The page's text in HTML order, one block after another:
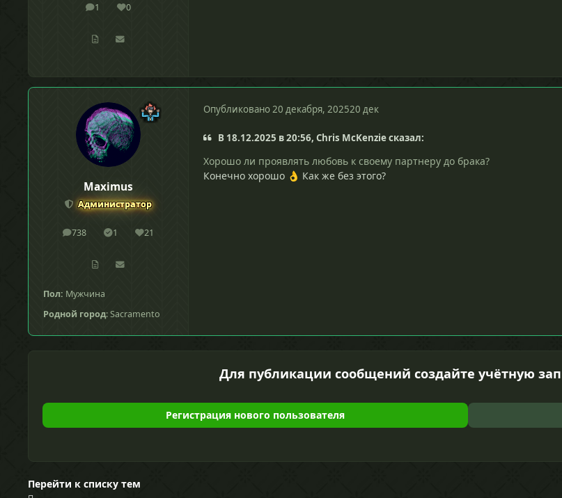
1
сообщения
0
Репутация
Maximus
Администратор
738
сообщения
1
Решения21
Репутация
Пол: Мужчина
Родной город: Sacramento
Опубликовано20 декабря, 202520 дек
В 18.12.2025 в 20:56, Chris McKenzie сказал:
Хорошо ли проявлять любовь к своему партнеру до брака?
Конечно хорошо 👌 Как же без этого?
Для публикации сообщений создайте учётную
Регистрация нового пользователя
Перейти к списку тем